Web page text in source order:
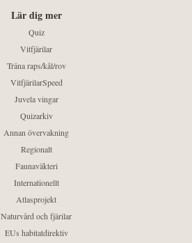
Lär dig mer
Quiz
Vitfjärilar
Träna raps/kål/rov
VitfjärilarSpeed
Juvela vingar
Quizarkiv
Annan övervakning
Regionalt
Faunaväkteri
Internationellt
Atlasprojekt
Naturvård och fjärilar
EUs habitatdirektiv